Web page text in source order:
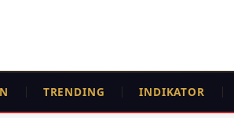
TRENDING INDIKATOR